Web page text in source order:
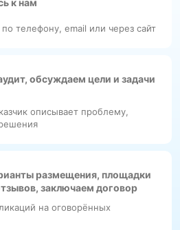
телефону, email или через сайт
обсуждаем цели и задачи
описывает проблему,
размещения, площадки
заключаем договор
на оговорённых